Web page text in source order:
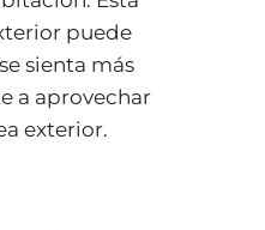
puede
sienta más
a aprovechar
exterior.